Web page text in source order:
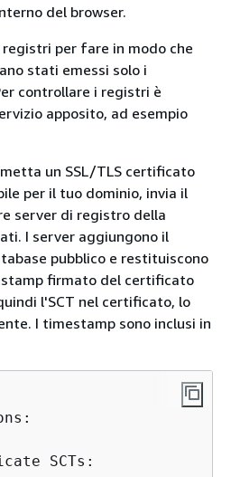
del browser.
per fare in modo che
stati emessi solo i
controllare i registri è
apposito, ad esempio
un SSL/TLS certificato
per il tuo dominio, invia il
server di registro della
I server aggiungono il
pubblico e restituiscono
firmato del certificato
l'SCT nel certificato, lo
I timestamp sono inclusi in
SCTs: